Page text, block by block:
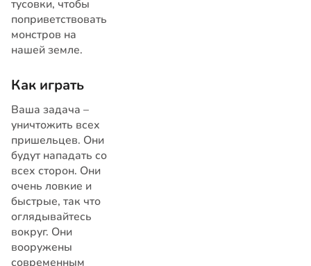
тусовки, чтобы
поприветствовать
монстров на
нашей земле.
Как играть
Ваша задача –
уничтожить всех
пришельцев. Они
будут нападать со
всех сторон. Они
очень ловкие и
быстрые, так что
оглядывайтесь
вокруг. Они
вооружены
современным